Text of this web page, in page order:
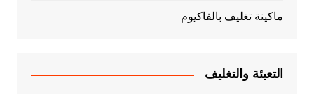
ماكينة تغليف بالفاكيوم
التعبئة والتغليف